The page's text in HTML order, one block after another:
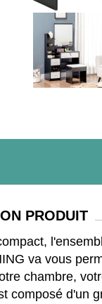
PRODUIT
va vous
chambre,
composé d'un